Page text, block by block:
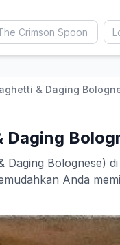
& Daging
Bolognese)
Anda